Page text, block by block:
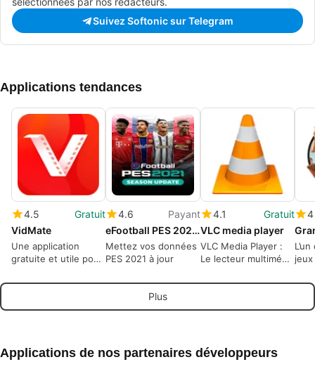
Suivez Softonic sur Telegram
Applications tendances
4.5
Gratuit
VidMate
Une application
gratuite et utile pour
n'importe quelle
4.6
Payant
eFootball PES 2021 Season Update
Mettez vos données
PES 2021 à jour
4.1
Gratuit
VLC media player
VLC Media Player :
Le lecteur multimédia
plateformes
4
jeux
Plus
Applications de nos partenaires développeurs